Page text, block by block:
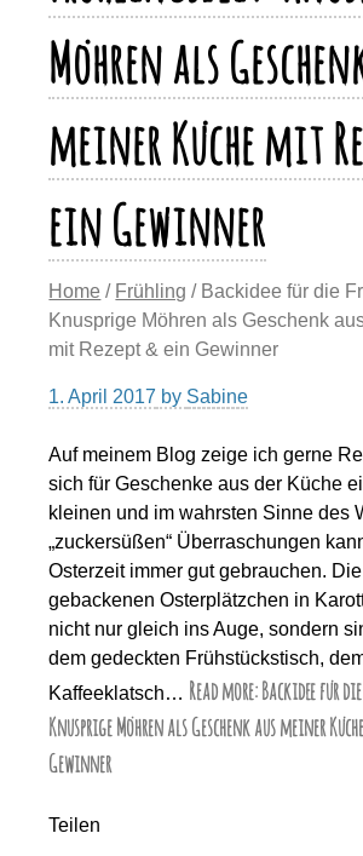
Möhren als
meiner Küche mit
ein Gewinner
Home / Frühling / Backidee für die
Knusprige Möhren als Geschenk
mit Rezept & ein Gewinner
1. April 2017 by Sabine
Auf meinem Blog zeige ich gerne
sich für Geschenke aus der Küche
kleinen und im wahrsten Sinne des
„zuckersüßen“ Überraschungen
Osterzeit immer gut gebrauchen.
gebackenen Osterplätzchen in
nicht nur gleich ins Auge, sondern
dem gedeckten Frühstückstisch,
Kaffeeklatsch… Read more: Backidee für
Knusprige Möhren als Geschenk aus meiner
Gewinner
Teilen